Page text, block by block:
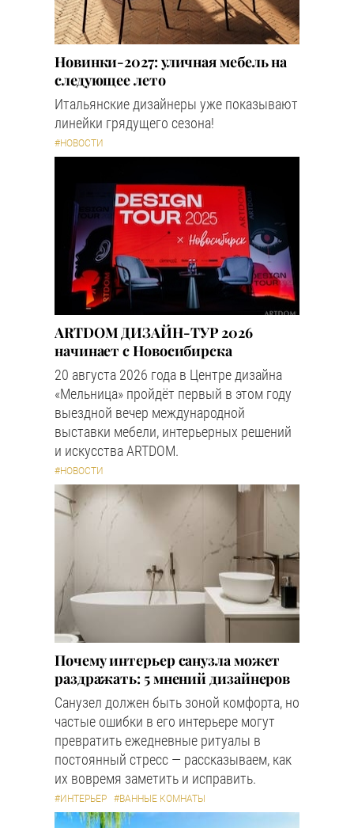
Новинки-2027: уличная мебель на
следующее лето
Итальянские дизайнеры уже показывают
линейки грядущего сезона!
#НОВОСТИ
ARTDOM ДИЗАЙН-ТУР 2026
начинает с Новосибирска
20 августа 2026 года в Центре дизайна
«Мельница» пройдёт первый в этом году
выездной вечер международной
выставки мебели, интерьерных решений
и искусства ARTDOM.
#НОВОСТИ
Почему интерьер санузла может
раздражать: 5 мнений дизайнеров
Санузел должен быть зоной комфорта, но
частые ошибки в его интерьере могут
превратить ежедневные ритуалы в
постоянный стресс — рассказываем, как
их вовремя заметить и исправить.
#ИНТЕРЬЕР #ВАННЫЕ КОМНАТЫ